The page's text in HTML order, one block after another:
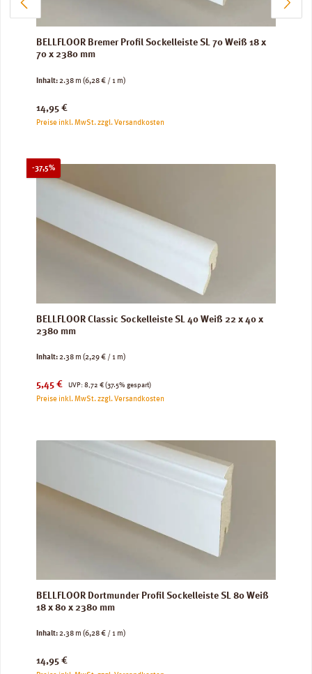
BELLFLOOR Bremer Profil Sockelleiste SL 70 Weiß 18 x
70 x 2380 mm
Inhalt:2.38 m (6,28 € / 1 m)
Regulärer Preis:
14,95 €
Preise inkl. MwSt. zzgl. Versandkosten
-37,5%Rabatt
BELLFLOOR Classic Sockelleiste SL 40 Weiß 22 x 40 x
2380 mm
Inhalt:2.38 m (2,29 € / 1 m)
Verkaufspreis:
5,45 € UVP:
Regulärer Preis:
8,72 € (37.5% gespart)
Preise inkl. MwSt. zzgl. Versandkosten
BELLFLOOR Dortmunder Profil Sockelleiste SL 80 Weiß
18 x 80 x 2380 mm
Inhalt:2.38 m (6,28 € / 1 m)
Regulärer Preis:
14,95 €